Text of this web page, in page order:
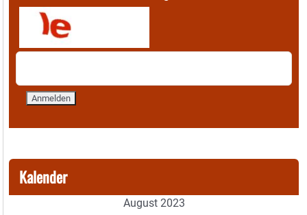
Kalender
August 2023